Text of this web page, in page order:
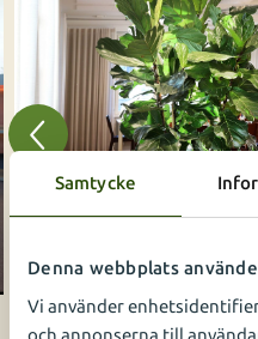
Samtycke
Denna webbplats
Vi använder